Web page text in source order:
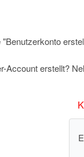
Account erstellt?